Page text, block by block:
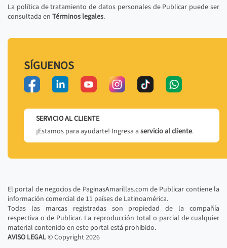
La política de tratamiento de datos personales de Publicar puede ser
consultada en Términos legales.
SÍGUENOS
SERVICIO AL CLIENTE
¡Estamos para ayudarte! Ingresa a servicio al cliente.
El portal de negocios de PaginasAmarillas.com de Publicar contiene la
información comercial de 11 países de Latinoamérica.
Todas las marcas registradas son propiedad de la compañía
respectiva o de Publicar. La reproducción total o parcial de cualquier
material contenido en este portal está prohibido.
AVISO LEGAL© Copyright2026